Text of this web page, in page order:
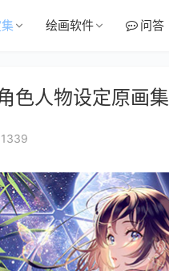
绘画软件 问答
色人物设定原画集